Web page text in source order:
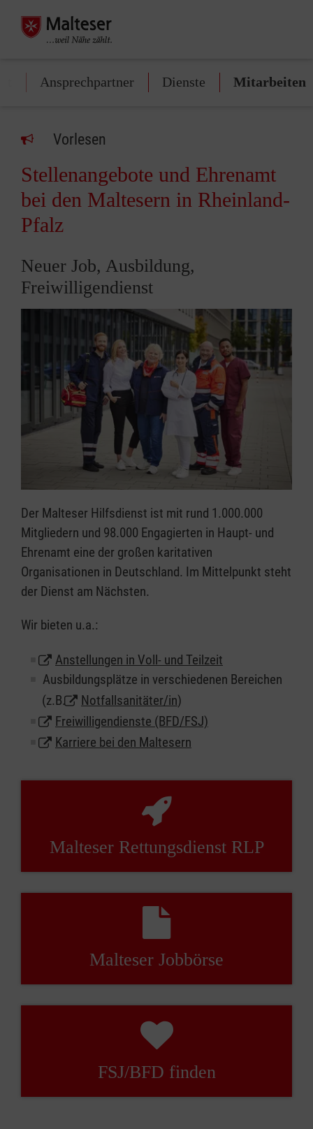
Ansprechpartner Dienste Mitarbeiten
Vorlesen
Stellenangebote und Ehrenamt
bei den Maltesern in Rheinland-
Pfalz
Neuer Job, Ausbildung,
Freiwilligendienst
Der Malteser Hilfsdienst ist mit rund 1.000.000
Mitgliedern und 98.000 Engagierten in Haupt- und
Ehrenamt eine der großen karitativen
Organisationen in Deutschland. Im Mittelpunkt steht
der Dienst am Nächsten.
Wir bieten u.a.:
Anstellungen in Voll- und Teilzeit
Ausbildungsplätze in verschiedenen Bereichen
(z.B.
Notfallsanitäter/in)
Freiwilligendienste (BFD/FSJ)
Karriere bei den Maltesern
Malteser Rettungsdienst RLP
Malteser Jobbörse
FSJ/BFD finden